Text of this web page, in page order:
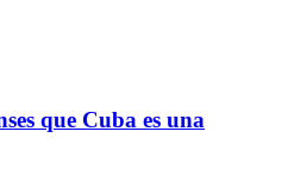
que Cuba es una